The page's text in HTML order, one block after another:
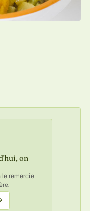
on
le remercie